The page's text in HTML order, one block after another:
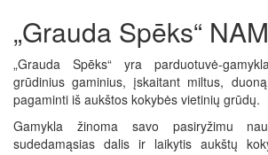
„Grauda Spēks“
„Grauda Spēks“ yra parduotuvė-
grūdinius gaminius, įskaitant miltus,
pagaminti iš aukštos kokybės vietinių grūdų.
Gamykla žinoma savo pasiryžimu
sudedamąsias dalis ir laikytis aukštų